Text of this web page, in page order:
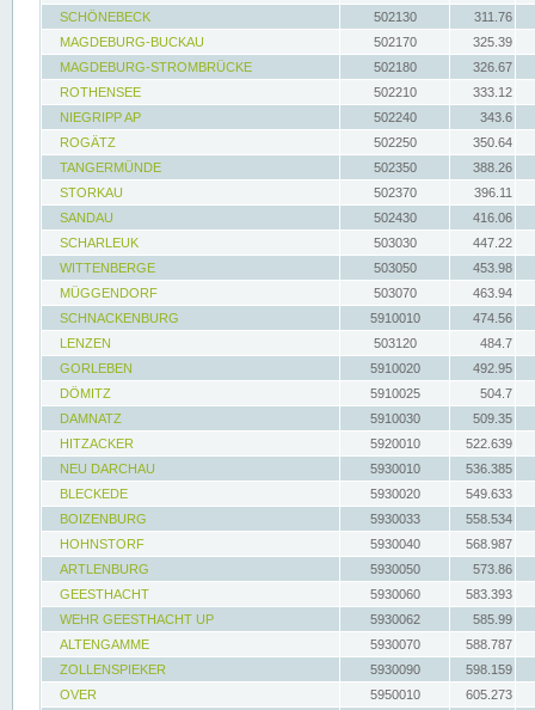
SCHÖNEBECK
502130
311.76
MAGDEBURG-BUCKAU
502170
325.39
MAGDEBURG-STROMBRÜCKE
502180
326.67
ROTHENSEE
502210
333.12
NIEGRIPP AP
502240
343.6
ROGÄTZ
502250
350.64
TANGERMÜNDE
502350
388.26
STORKAU
502370
396.11
SANDAU
502430
416.06
SCHARLEUK
503030
447.22
WITTENBERGE
503050
453.98
MÜGGENDORF
503070
463.94
SCHNACKENBURG
5910010
474.56
LENZEN
503120
484.7
GORLEBEN
5910020
492.95
DÖMITZ
5910025
504.7
DAMNATZ
5910030
509.35
HITZACKER
5920010
522.639
NEU DARCHAU
5930010
536.385
BLECKEDE
5930020
549.633
BOIZENBURG
5930033
558.534
HOHNSTORF
5930040
568.987
ARTLENBURG
5930050
573.86
GEESTHACHT
5930060
583.393
WEHR GEESTHACHT UP
5930062
585.99
ALTENGAMME
5930070
588.787
ZOLLENSPIEKER
5930090
598.159
OVER
5950010
605.273